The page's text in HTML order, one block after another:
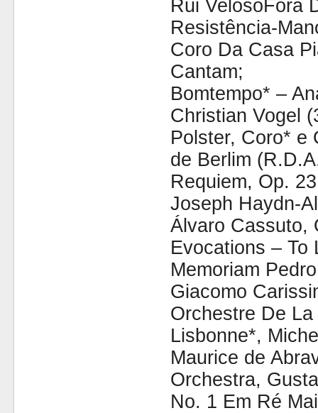
Rui VelosoFora
Resistência-
Coro Da Casa
Cantam;
Bomtempo* –
Christian Vogel
Polster, Coro* e
de Berlim
Requiem, Op.
Joseph Haydn-
Álvaro Cassuto,
Evocations – To
Memoriam
Giacomo
Orchestre De
Lisbonne*,
Maurice de
Orchestra,
No. 1 Em Ré